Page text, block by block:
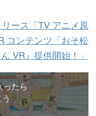
ース「TV アニメ原
コンテンツ「おそ松
VR』提供開始！」
ったら
う